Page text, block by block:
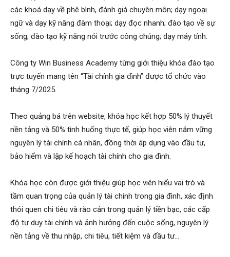
các khoá dạy về phê bình, đánh giá chuyên môn; dạy ngoại
ngữ và dạy kỹ năng đàm thoại; dạy đọc nhanh; đào tạo về sự
sống; đào tạo kỹ năng nói trước công chúng; dạy máy tính.
Công ty Win Business Academy từng giới thiệu khóa đào tạo
trực tuyến mang tên “Tài chính gia đình” được tổ chức vào
tháng 7/2025.
Theo quảng bá trên website, khóa học kết hợp 50% lý thuyết
nền tảng và 50% tình huống thực tế, giúp học viên nắm vững
nguyên lý tài chính cá nhân, đồng thời áp dụng vào đầu tư,
bảo hiểm và lập kế hoạch tài chính cho gia đình.
Khóa học còn được giới thiệu giúp học viên hiểu vai trò và
tầm quan trọng của quản lý tài chính trong gia đình, xác định
thói quen chi tiêu và rào cản trong quản lý tiền bạc, các cấp
độ tư duy tài chính và ảnh hưởng đến cuộc sống, nguyên lý
nền tảng về thu nhập, chi tiêu, tiết kiệm và đầu tư…